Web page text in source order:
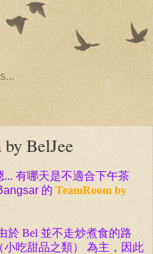
BelJee
有哪天是不適合下午茶
的 TeamRoom by
於 Bel 並不走炒煮食的路
吃甜品之類） 為主，因此